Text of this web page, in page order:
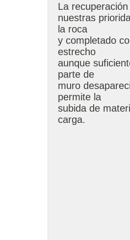
La
nuestras
la roca
y completado
estrecho
aunque
parte de
muro
permite la
subida de
carga.